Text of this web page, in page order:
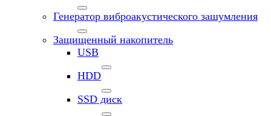
Генератор виброакустического зашумления
Защищенный накопитель
USB
HDD
SSD диск